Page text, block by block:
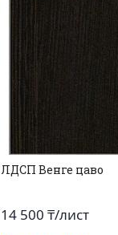
ЛДСП Венге цаво
14 500 ₸/лист